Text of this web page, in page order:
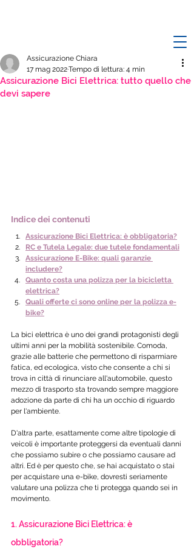
Assicurazione Bici Elettrica: tutto quello che
devi sapere
Assicurazione Chiara
17 mag 2022Tempo di lettura: 4 min
Indice dei contenuti
Assicurazione Bici Elettrica: è obbligatoria?
RC e Tutela Legale: due tutele fondamentali
Assicurazione E-Bike: quali garanzie
includere?
Quanto costa una polizza per la bicicletta
elettrica?
Quali offerte ci sono online per la polizza e-
bike?
La bici elettrica è uno dei grandi protagonisti degli
ultimi anni per la mobilità sostenibile. Comoda,
grazie alle batterie che permettono di risparmiare
fatica, ed ecologica, visto che consente a chi si
trova in città di rinunciare all'automobile, questo
mezzo di trasporto sta trovando sempre maggiore
adozione da parte di chi ha un occhio di riguardo
per l'ambiente.
D'altra parte, esattamente come altre tipologie di
veicoli è importante proteggersi da eventuali danni
che possiamo subire o che possiamo causare ad
altri. Ed è per questo che, se hai acquistato o stai
per acquistare una e-bike, dovresti seriamente
valutare una polizza che ti protegga quando sei in
movimento.
1. Assicurazione Bici Elettrica: è
obbligatoria?